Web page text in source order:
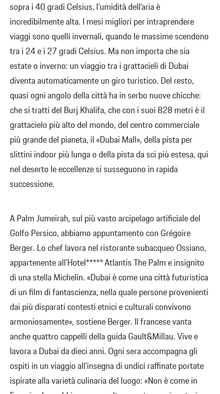
sopra i 40 gradi Celsius, l’umidità dell’aria è
incredibilmente alta. I mesi migliori per intraprendere
viaggi sono quelli invernali, quando le massime scendono
tra i 24 e i 27 gradi Celsius. Ma non importa che sia
estate o inverno: un viaggio tra i grattacieli di Dubai
diventa automaticamente un giro turistico. Del resto,
quasi ogni angolo della città ha in serbo nuove chicche:
che si tratti del Burj Khalifa, che con i suoi 828 metri è il
grattacielo più alto del mondo, del centro commerciale
più grande del pianeta, il «Dubai Mall», della pista per
slittini indoor più lunga o della pista da sci più estesa, qui
nel deserto le eccellenze si susseguono in rapida
successione.
A Palm Jumeirah, sul più vasto arcipelago artificiale del
Golfo Persico, abbiamo appuntamento con Grégoire
Berger. Lo chef lavora nel ristorante subacqueo Ossiano,
appartenente all’Hotel***** Atlantis The Palm e insignito
di una stella Michelin. «Dubai è come una città futuristica
di un film di fantascienza, nella quale persone provenienti
dai più disparati contesti etnici e culturali convivono
armoniosamente», sostiene Berger. Il francese vanta
anche quattro cappelli della guida Gault&Millau. Vive e
lavora a Dubai da dieci anni. Ogni sera accompagna gli
ospiti in un viaggio all’insegna di undici raffinate portate
ispirate alla varietà culinaria del luogo: «Non è come in